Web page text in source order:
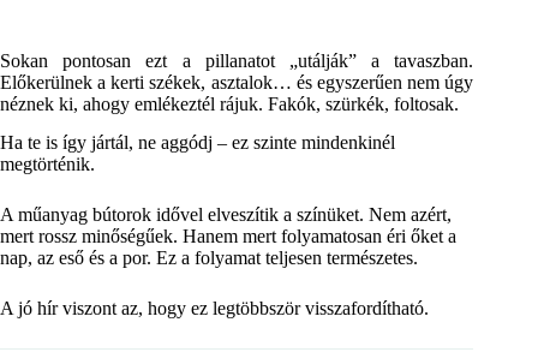
Sokan pontosan ezt a pillanatot „utálják” a tavaszban.
Előkerülnek a kerti székek, asztalok… és egyszerűen nem úgy
néznek ki, ahogy emlékeztél rájuk. Fakók, szürkék, foltosak.
Ha te is így jártál, ne aggódj – ez szinte mindenkinél
megtörténik.
A műanyag bútorok idővel elveszítik a színüket. Nem azért,
mert rossz minőségűek. Hanem mert folyamatosan éri őket a
nap, az eső és a por. Ez a folyamat teljesen természetes.
A jó hír viszont az, hogy ez legtöbbször visszafordítható.